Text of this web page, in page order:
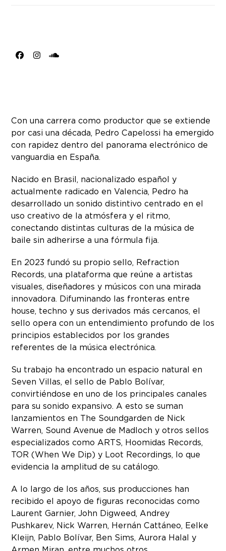
Facebook
InstagramSoundCloud
Con una carrera como productor que se extiende
por casi una década, Pedro Capelossi ha emergido
con rapidez dentro del panorama electrónico de
vanguardia en España.
Nacido en Brasil, nacionalizado español y
actualmente radicado en Valencia, Pedro ha
desarrollado un sonido distintivo centrado en el
uso creativo de la atmósfera y el ritmo,
conectando distintas culturas de la música de
baile sin adherirse a una fórmula fija.
En 2023 fundó su propio sello, Refraction
Records, una plataforma que reúne a artistas
visuales, diseñadores y músicos con una mirada
innovadora. Difuminando las fronteras entre
house, techno y sus derivados más cercanos, el
sello opera con un entendimiento profundo de los
principios establecidos por los grandes
referentes de la música electrónica.
Su trabajo ha encontrado un espacio natural en
Seven Villas, el sello de Pablo Bolívar,
convirtiéndose en uno de los principales canales
para su sonido expansivo. A esto se suman
lanzamientos en The Soundgarden de Nick
Warren, Sound Avenue de Madloch y otros sellos
especializados como ARTS, Hoomidas Records,
TOR (When We Dip) y Loot Recordings, lo que
evidencia la amplitud de su catálogo.
A lo largo de los años, sus producciones han
recibido el apoyo de figuras reconocidas como
Laurent Garnier, John Digweed, Andrey
Pushkarev, Nick Warren, Hernán Cattáneo, Eelke
Kleijn, Pablo Bolívar, Ben Sims, Aurora Halal y